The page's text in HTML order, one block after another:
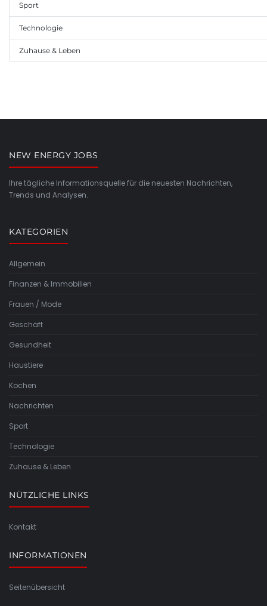
Sport
Technologie
Zuhause & Leben
NEW ENERGY JOBS
Ihre tägliche Informationsquelle für die neuesten Nachrichten,
Trends und Analysen.
KATEGORIEN
Allgemein
Finanzen & Immobilien
Frauen / Mode
Geschäft
Gesundheit
Haustiere
Kochen
Nachrichten
Sport
Technologie
Zuhause & Leben
NÜTZLICHE LINKS
Kontakt
INFORMATIONEN
Seitenübersicht